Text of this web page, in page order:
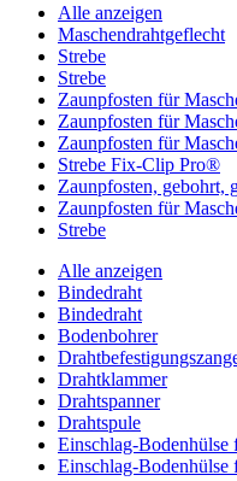
Alle anzeigen
Maschendrahtgeflecht
Strebe
Strebe
Zaunpfosten für
Zaunpfosten für
Zaunpfosten für
Strebe Fix-Clip Pro®
Zaunpfosten, gebohrt,
Zaunpfosten für
Strebe
Alle anzeigen
Bindedraht
Bindedraht
Bodenbohrer
Drahtklammer
Drahtspanner
Drahtspule
Einschlag-Bodenhülse
Einschlag-Bodenhülse